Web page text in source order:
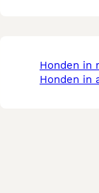
honden
honden in